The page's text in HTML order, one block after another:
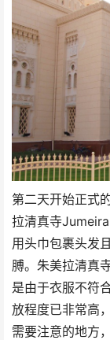
第二天开始正式
拉清真寺
用头巾包裹头发
膊。朱美拉清真
是由于衣服不符
放程度已非常高
需要注意的地方